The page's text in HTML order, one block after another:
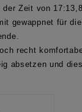
Zeit von
gewappnet für
recht
absetzen und